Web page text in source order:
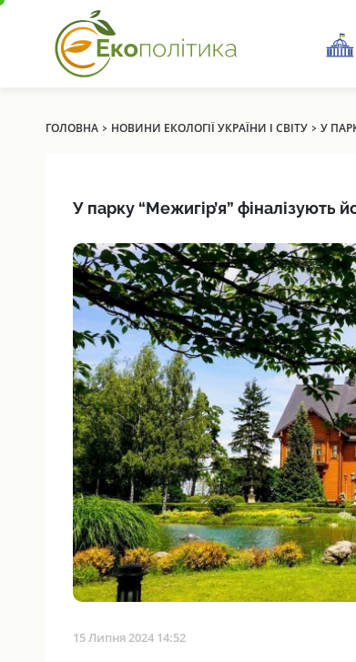
ГОЛОВНА› НОВИНИ ЕКОЛОГІЇ УКРАЇНИ І СВІТУ› У
У парку “Межигір’я” фіналізують
15 Липня 2024 14:52